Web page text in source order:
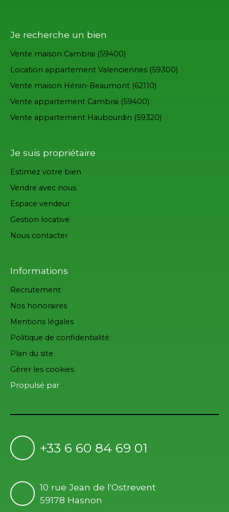
Je recherche un bien
Vente maison Cambrai (59400)
Location appartement Valenciennes (59300)
Vente maison Hénin-Beaumont (62110)
Vente appartement Cambrai (59400)
Vente appartement Haubourdin (59320)
Je suis propriétaire
Estimez votre bien
Vendre avec nous
Espace vendeur
Gestion locative
Nous contacter
Informations
Recrutement
Nos honoraires
Mentions légales
Politique de confidentialité
Plan du site
Gérer les cookies
Propulsé par
+33 6 60 84 69 01
10 rue Jean de l'Ostrevent
59178 Hasnon